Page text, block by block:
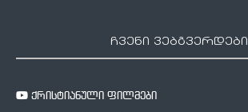
ჩვენი ვებგვერდები
ქრისტიანული ფილმები